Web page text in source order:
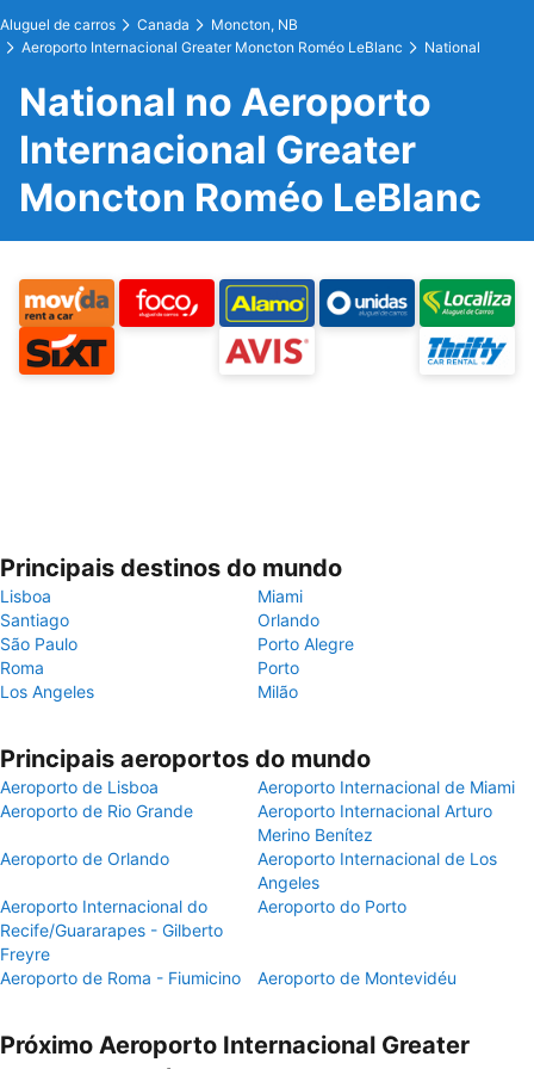
Aluguel de carros Canada
Moncton, NB
Aeroporto Internacional Greater Moncton Roméo LeBlanc
National
National no Aeroporto
Internacional Greater
Moncton Roméo LeBlanc
Principais destinos do mundo
Lisboa
Miami
Santiago
Orlando
São Paulo
Porto Alegre
Roma
Porto
Los Angeles
Milão
Principais aeroportos do mundo
Aeroporto de Lisboa
Aeroporto Internacional de Miami
Aeroporto de Rio Grande
Aeroporto Internacional Arturo
Merino Benítez
Aeroporto de Orlando
Aeroporto Internacional de Los
Angeles
Aeroporto Internacional do
Recife/Guararapes - Gilberto
Freyre
Aeroporto do Porto
Aeroporto de Roma - Fiumicino Aeroporto de Montevidéu
Próximo Aeroporto Internacional Greater